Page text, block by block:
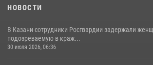
НОВОСТИ
В Казани сотрудники Росгвардии задержали
подозреваемую в краж...
30 июля 2026, 06:36